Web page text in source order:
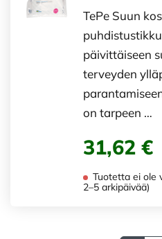
TePe Suun
päivittäiseen
terveyden
on tarpeen …
31,62 €
Tuotetta ei ole
2–5 arkipäivää)